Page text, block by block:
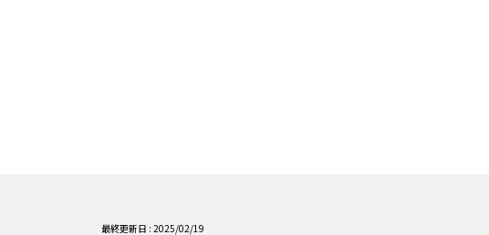
最終更新日 : 2025/02/19